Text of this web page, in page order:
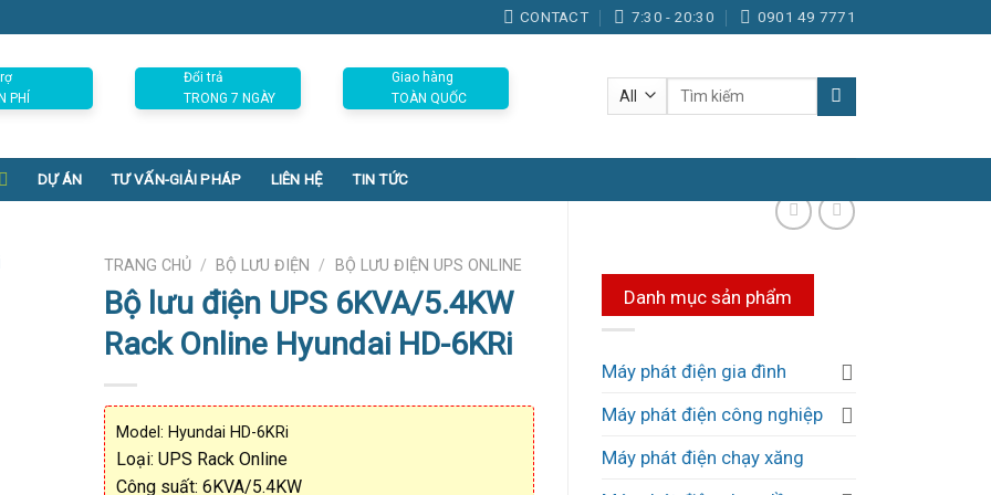
CONTACT 7:30 - 20:30 0901 49 7771
PHÍ
Đổi trả
TRONG 7 NGÀY
Giao hàng
TOÀN QUỐC
Tìm
DỰ ÁN TƯ VẤN-GIẢI PHÁP LIÊN HỆ TIN TỨC
Danh mục sản phẩm
Máy phát điện gia đình
Máy phát điện công nghiệp
Máy phát điện chạy xăng
TRANG CHỦ / BỘ LƯU ĐIỆN / BỘ LƯU ĐIỆN UPS ONLINE
Bộ lưu điện UPS 6KVA/5.4KW
Rack Online Hyundai HD-6KRi
Model: Hyundai HD-6KRi
Loại: UPS Rack Online
Công suất: 6KVA/5.4KW